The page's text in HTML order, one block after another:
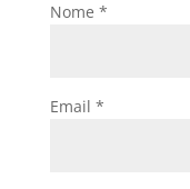
Nome *
Email *